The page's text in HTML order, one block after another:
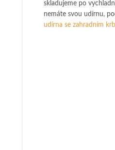
skladujeme po
nemáte svou udírnu,
udírna se zahradním